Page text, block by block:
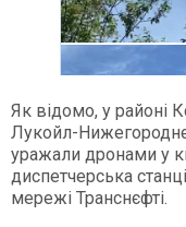
Як відомо, у районі
Лукойл-
уражали дронами у
диспетчерська
мережі Транснєфті.